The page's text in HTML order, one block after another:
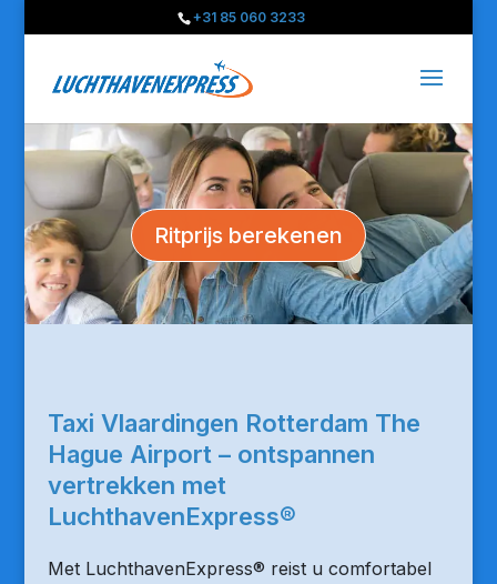
+31 85 060 3233
Ritprijs berekenen
Taxi Vlaardingen Rotterdam The
Hague Airport – ontspannen
vertrekken met
LuchthavenExpress®
Met LuchthavenExpress® reist u comfortabel